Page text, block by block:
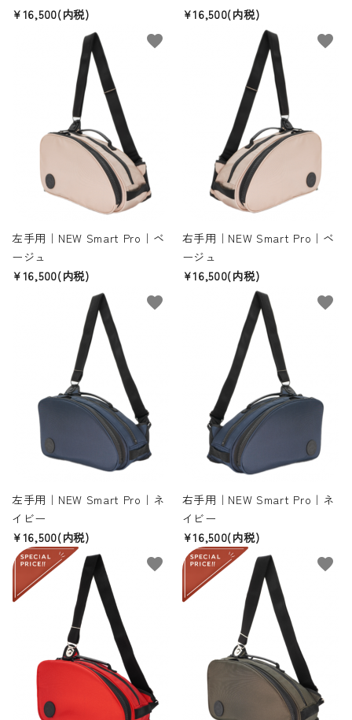
¥16,500(内税)
¥16,500(内税)
左手用｜NEW Smart Pro｜ベ
ージュ
¥16,500(内税)
favorite
右手用｜NEW Smart Pro｜ベ
ージュ
¥16,500(内税)
favorite
左手用｜NEW Smart Pro｜ネ
イビー
¥16,500(内税)
favorite
右手用｜NEW Smart Pro｜ネ
イビー
¥16,500(内税)
favorite
favorite favorite